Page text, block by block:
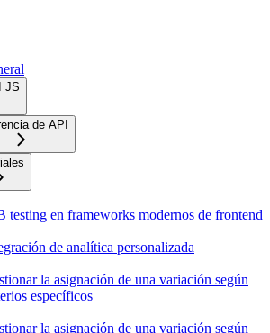
JS
de API
testing en frameworks modernos de frontend
de analítica personalizada
la asignación de una variación según
específicos
la asignación de una variación según